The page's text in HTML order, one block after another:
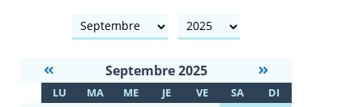
mois année
Septembre 2025
LU MA ME JE VE SA
DI